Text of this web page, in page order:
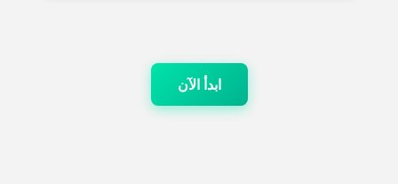
ابدأ الآن